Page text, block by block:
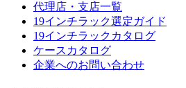
代理店・支店一覧
19インチラック選定ガイド
19インチラックカタログ
ケースカタログ
企業へのお問い合わせ